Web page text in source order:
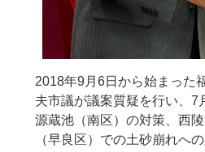
2018年9月6日から始まった
夫市議が議案質疑を行い、7
源蔵池（南区）の対策、西
（早良区）での土砂崩れへ